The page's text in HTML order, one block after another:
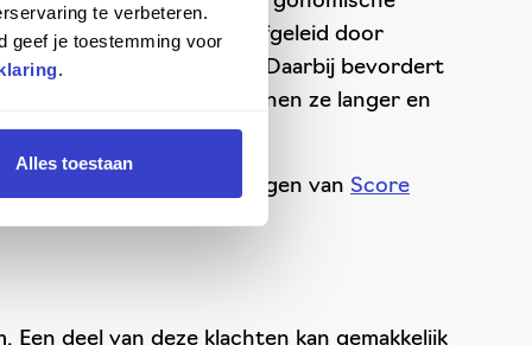
te verbeteren.
geef je toestemming voor
.
Alles toestaan
toenemen. Ze zijn niet afgeleid door
sneller en efficiënter. Daarbij bevordert
minder moe zijn. Zo kunnen ze langer en
zitoplossingen van Score
deel van deze klachten kan gemakkelijk